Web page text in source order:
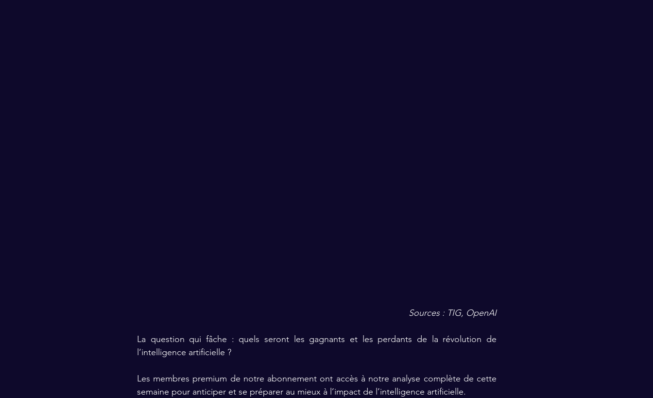
Sources : TIG, OpenAI
La question qui fâche : quels seront les gagnants et les perdants de la révolution de
l’intelligence artificielle ?
Les membres premium de notre abonnement ont accès à notre analyse complète de cette
semaine pour anticiper et se préparer au mieux à l’impact de l’intelligence artificielle.